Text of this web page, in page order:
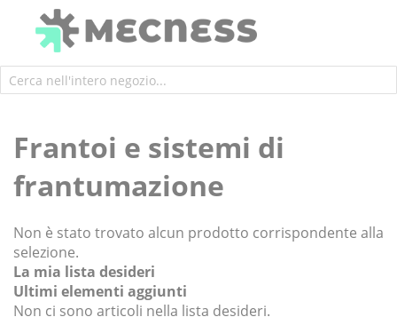
Frantoi e sistemi di
frantumazione
Non è stato trovato alcun prodotto corrispondente alla
selezione.
La mia lista desideri
Ultimi elementi aggiunti
Non ci sono articoli nella lista desideri.